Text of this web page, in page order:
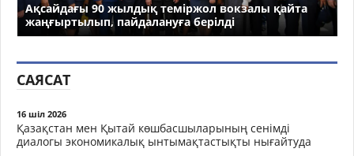
Ақсайдағы 90 жылдық теміржол вокзалы қайта
жаңғыртылып, пайдалануға берілді
САЯСАТ
16 шіл 2026
Қазақстан мен Қытай көшбасшыларының сенімді
диалогы экономикалық ынтымақтастықты нығайтуда